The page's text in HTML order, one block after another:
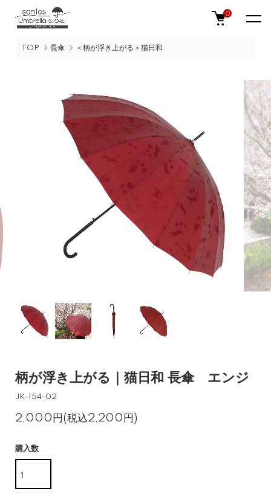
0
TOP 長傘 ＜柄が浮き上がる＞猫日和
柄が浮き上がる｜猫日和 長傘 エンジ
JK-154-02
2,000円(税込2,200円)
購入数